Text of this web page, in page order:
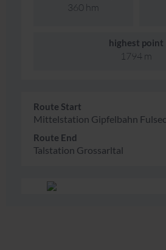
360 hm
highest point
1794 m
Route Start
Mittelstation Gipfelbahn
Route End
Talstation Grossarltal